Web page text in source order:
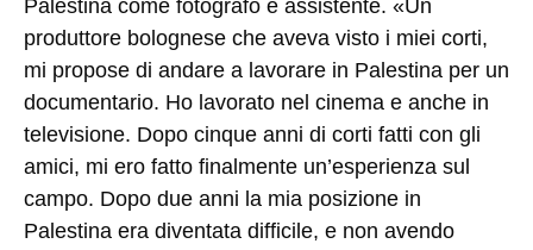
Palestina come fotografo e assistente. «Un
produttore bolognese che aveva visto i miei corti,
mi propose di andare a lavorare in Palestina per un
documentario. Ho lavorato nel cinema e anche in
televisione. Dopo cinque anni di corti fatti con gli
amici, mi ero fatto finalmente un’esperienza sul
campo. Dopo due anni la mia posizione in
Palestina era diventata difficile, e non avendo